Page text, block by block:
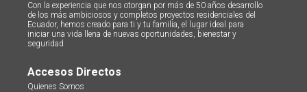
Con la experiencia que nos otorgan por más de 50 años desarrollo
de los más ambiciosos y completos proyectos residenciales del
Ecuador, hemos creado para ti y tu familia, el lugar ideal para
iniciar una vida llena de nuevas oportunidades, bienestar y
seguridad
Accesos Directos
Quienes Somos